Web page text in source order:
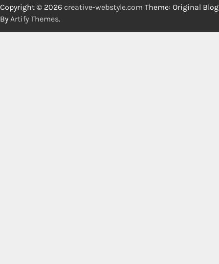
Copyright © 2026 creative-webstyle.com Theme: Original Blog
By Artify Themes.